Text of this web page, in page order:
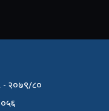
- २०७९/८०